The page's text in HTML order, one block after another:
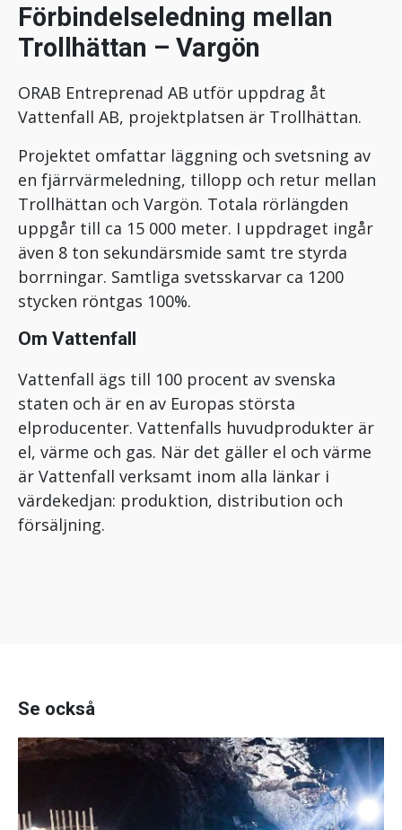
Förbindelseledning mellan
Trollhättan – Vargön
ORAB Entreprenad AB utför uppdrag åt
Vattenfall AB, projektplatsen är Trollhättan.
Projektet omfattar läggning och svetsning av
en fjärrvärmeledning, tillopp och retur mellan
Trollhättan och Vargön. Totala rörlängden
uppgår till ca 15 000 meter. I uppdraget ingår
även 8 ton sekundärsmide samt tre styrda
borrningar. Samtliga svetsskarvar ca 1200
stycken röntgas 100%.
Om Vattenfall
Vattenfall ägs till 100 procent av svenska
staten och är en av Europas största
elproducenter. Vattenfalls huvudprodukter är
el, värme och gas. När det gäller el och värme
är Vattenfall verksamt inom alla länkar i
värdekedjan: produktion, distribution och
försäljning.
Se också